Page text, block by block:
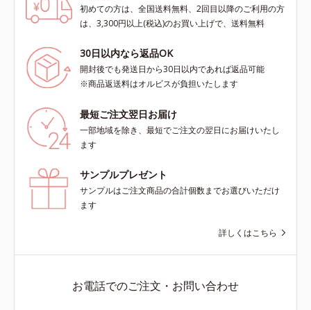
初めての方は、全国送料無料、2回目以降のご利用の方
は、3,300円以上(税込)のお買い上げで、送料無料
30日以内なら返品OK
開封後でも発送日から30日以内であれば返品可能
※商品返送料はオルビスが負担いたします
最短ご注文翌日お届け
一部地域を除き、最短でご注文の翌日にお届けいたし
ます
サンプルプレゼント
サンプルはご注文商品の合計個数までお選びいただけ
ます
詳しくはこちら
お電話でのご注文・お問い合わせ